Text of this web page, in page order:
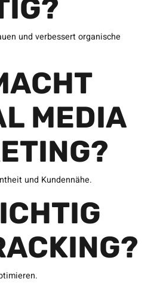
und verbessert organische
MEDIA
und Kundennähe.